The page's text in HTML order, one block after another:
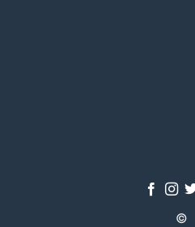
©